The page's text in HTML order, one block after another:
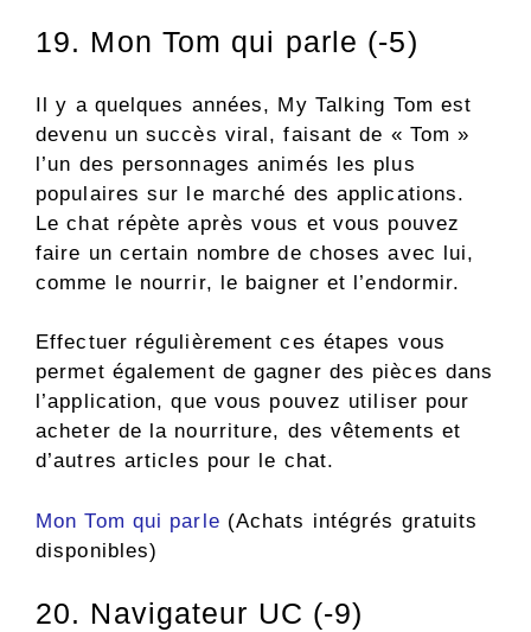
19. Mon Tom qui parle (-5)
Il y a quelques années, My Talking Tom est
devenu un succès viral, faisant de « Tom »
l’un des personnages animés les plus
populaires sur le marché des applications.
Le chat répète après vous et vous pouvez
faire un certain nombre de choses avec lui,
comme le nourrir, le baigner et l’endormir.
Effectuer régulièrement ces étapes vous
permet également de gagner des pièces dans
l’application, que vous pouvez utiliser pour
acheter de la nourriture, des vêtements et
d’autres articles pour le chat.
Mon Tom qui parle (Achats intégrés gratuits
disponibles)
20. Navigateur UC (-9)